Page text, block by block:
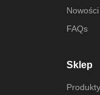
Nowości
FAQs
Sklep
Produkty